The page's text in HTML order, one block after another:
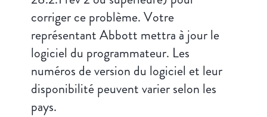
corriger ce problème. Votre
représentant Abbott mettra à jour le
logiciel du programmateur. Les
numéros de version du logiciel et leur
disponibilité peuvent varier selon les
pays.